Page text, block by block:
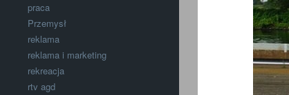
praca
Przemysł
reklama
reklama i marketing
rekreacja
rtv agd